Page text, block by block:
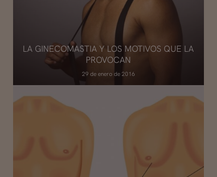
LA GINECOMASTIA Y LOS MOTIVOS QUE LA
PROVOCAN
29 de enero de 2016